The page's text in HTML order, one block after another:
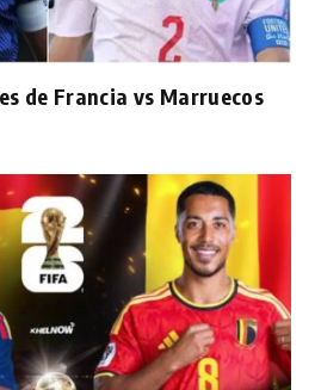
de Francia vs Marruecos